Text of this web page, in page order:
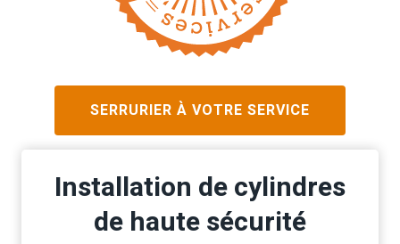
SERRURIER À VOTRE SERVICE
Installation de cylindres
de haute sécurité